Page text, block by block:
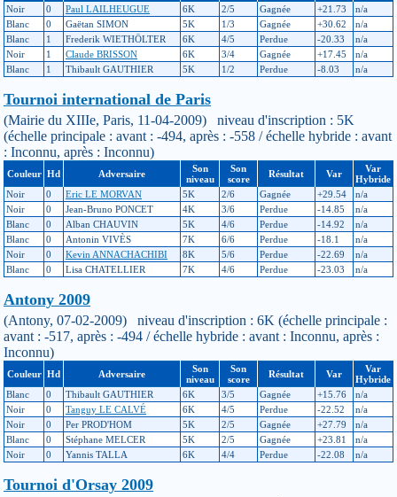
Noir
0 Paul LAILHEUGUE 6K 2/5 Gagnée +21.73
n/a
Blanc
0 Gaëtan SIMON 5K 1/3 Gagnée +30.62
n/a
Blanc
1 Frederik WIETHÖLTER 6K 4/5 Perdue -20.33
n/a
Noir
1 Claude BRISSON 6K 3/4 Gagnée +17.45
n/a
Blanc
1 Thibault GAUTHIER 5K 1/2 Perdue -8.03 n/a
Tournoi international de Paris
(Mairie du XIIIe, Paris, 11-04-2009) niveau d'inscription : 5K
(échelle principale : avant : -494, après : -558 / échelle hybride : avant
: Inconnu, après : Inconnu)
Couleur Hd Adversaire
Son
niveau
Son
score
Résultat Var
Var
Hybride
Noir
0 Eric LE MORVAN 5K 2/6 Gagnée +29.54
n/a
Noir
0 Jean-Bruno PONCET 4K 3/6 Perdue -14.85
n/a
Blanc
0 Alban CHAUVIN 5K 4/6 Perdue -14.92
n/a
Blanc
0 Antonin VIVÈS 7K 6/6 Perdue -18.1
n/a
Noir
0 Kevin ANNACHACHIBI 8K 5/6 Perdue -22.69
n/a
Blanc
0 Lisa CHATELLIER 7K 4/6 Perdue -23.03 n/a
Antony 2009
(Antony, 07-02-2009) niveau d'inscription : 6K (échelle principale :
avant : -517, après : -494 / échelle hybride : avant : Inconnu, après :
Inconnu)
Couleur Hd Adversaire
Son
niveau
Son
score
Résultat Var
Var
Hybride
Blanc
0 Thibault GAUTHIER 6K 3/5 Gagnée +15.76
n/a
Noir
0 Tanguy LE CALVÉ 6K 4/5 Perdue -22.52
n/a
Noir
0 Per PROD'HOM 5K 2/5 Gagnée +27.79
n/a
Blanc
0 Stéphane MELCER 5K 2/5 Gagnée +23.81
n/a
Noir
0 Yannis TALLA 6K 4/4 Perdue -22.08 n/a
Tournoi d'Orsay 2009